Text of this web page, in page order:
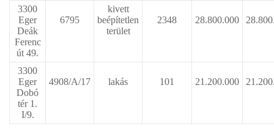
3300
Eger
Deák
Ferenc
út 49.
6795
kivett
beépítetlen
terület
2348 28.800.000
3300
Eger
Dobó
tér 1.
I/9.
4908/A/17 lakás 101 21.200.000